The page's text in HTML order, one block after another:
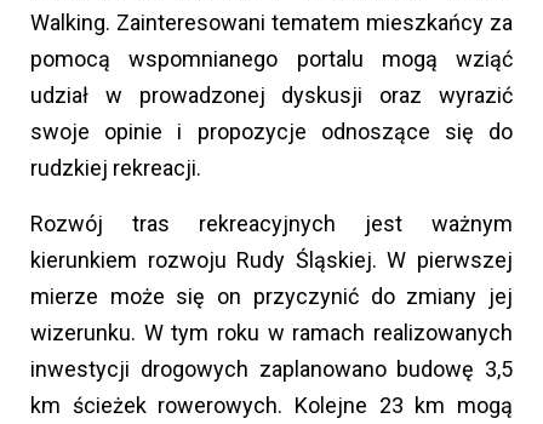
Walking. Zainteresowani tematem mieszkańcy za
pomocą wspomnianego portalu mogą wziąć
udział w prowadzonej dyskusji oraz wyrazić
swoje opinie i propozycje odnoszące się do
rudzkiej rekreacji.
Rozwój tras rekreacyjnych jest ważnym
kierunkiem rozwoju Rudy Śląskiej. W pierwszej
mierze może się on przyczynić do zmiany jej
wizerunku. W tym roku w ramach realizowanych
inwestycji drogowych zaplanowano budowę 3,5
km ścieżek rowerowych. Kolejne 23 km mogą